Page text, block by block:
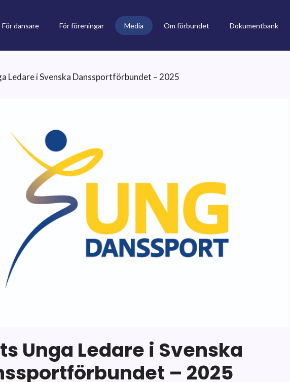
För dansare För föreningar Media Om förbundet Dokumentbank
Ledare i Svenska Danssportförbundet – 2025
Unga Ledare i Svenska
– 2025